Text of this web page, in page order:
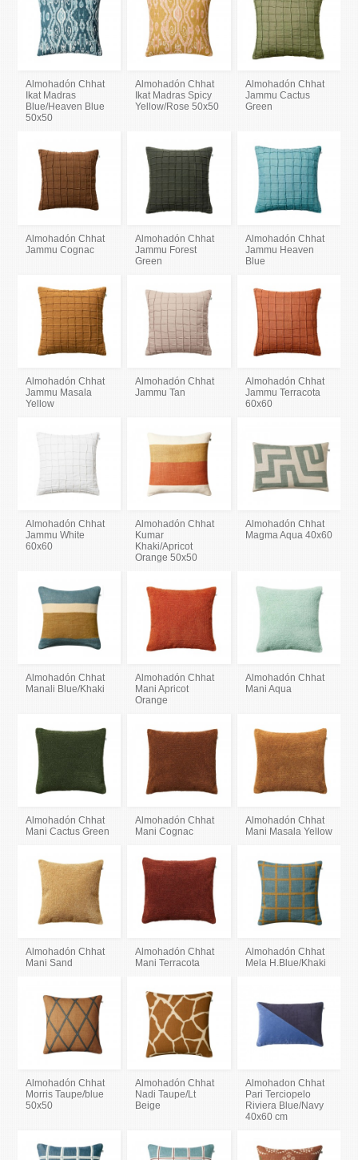
Almohadón Chhat
Ikat Madras
Blue/Heaven Blue
50x50
Almohadón Chhat
Ikat Madras Spicy
Yellow/Rose 50x50
Almohadón Chhat
Jammu Cactus
Green
Almohadón Chhat
Jammu Cognac
Almohadón Chhat
Jammu Forest
Green
Almohadón Chhat
Jammu Heaven
Blue
Almohadón Chhat
Jammu Masala
Yellow
Almohadón Chhat
Jammu Tan
Almohadón Chhat
Jammu Terracota
60x60
Almohadón Chhat
Jammu White
60x60
Almohadón Chhat
Kumar
Khaki/Apricot
Orange 50x50
Almohadón Chhat
Magma Aqua 40x60
Almohadón Chhat
Manali Blue/Khaki
Almohadón Chhat
Mani Apricot
Orange
Almohadón Chhat
Mani Aqua
Almohadón Chhat
Mani Cactus Green
Almohadón Chhat
Mani Cognac
Almohadón Chhat
Mani Masala Yellow
Almohadón Chhat
Mani Sand
Almohadón Chhat
Mani Terracota
Almohadón Chhat
Mela H.Blue/Khaki
Almohadón Chhat
Morris Taupe/blue
50x50
Almohadón Chhat
Nadi Taupe/Lt
Beige
Almohadon Chhat
Pari Terciopelo
Riviera Blue/Navy
40x60 cm